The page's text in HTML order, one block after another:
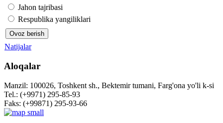
Jahon tajribasi
Respublika yangiliklari
Natijalar
Aloqalar
Manzil: 100026, Toshkent sh., Bektemir tumani, Farg'ona yo'li k-si
Tel.: (+9971) 295-85-93
Faks: (+99871) 295-93-66